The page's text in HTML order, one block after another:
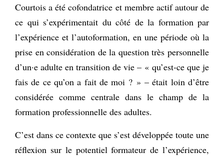
Courtois a été cofondatrice et membre actif autour de
ce qui s’expérimentait du côté de la formation par
l’expérience et l’autoformation, en une période où la
prise en considération de la question très personnelle
d’un·e adulte en transition de vie – « qu’est-ce que je
fais de ce qu’on a fait de moi ? » – était loin d’être
considérée comme centrale dans le champ de la
formation professionnelle des adultes.
C’est dans ce contexte que s’est développée toute une
réflexion sur le potentiel formateur de l’expérience,